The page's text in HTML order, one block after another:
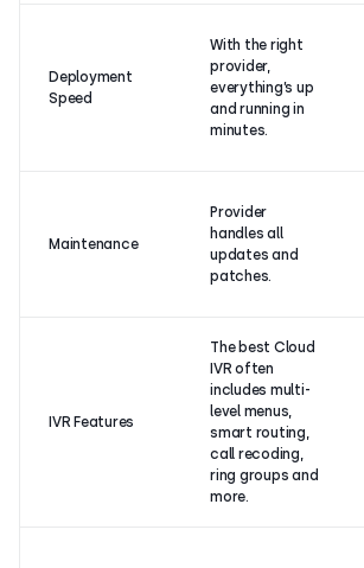
Deployment
Speed
With the right
provider,
everything’s up
and running in
minutes.
Maintenance
Provider
handles all
updates and
patches.
IVR Features
The best Cloud
IVR often
includes multi-
level menus,
smart routing,
call recoding,
ring groups and
more.